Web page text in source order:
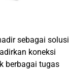
sebagai solusi
koneksi
berbagai tugas